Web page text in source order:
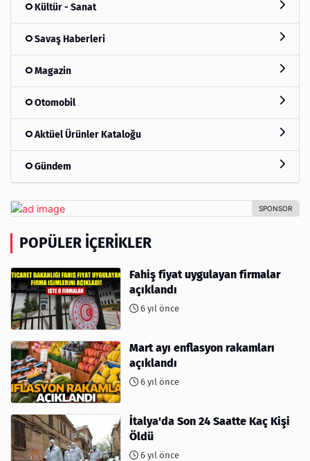
Kültür - Sanat
Savaş Haberleri
Magazin
Otomobil
Aktüel Ürünler Kataloğu
Gündem
POPÜLER İÇERIKLER
Fahiş fiyat uygulayan firmalar
açıklandı
6 yıl önce
Mart ayı enflasyon rakamları
açıklandı
6 yıl önce
İtalya'da Son 24 Saatte Kaç Kişi
Öldü
6 yıl önce